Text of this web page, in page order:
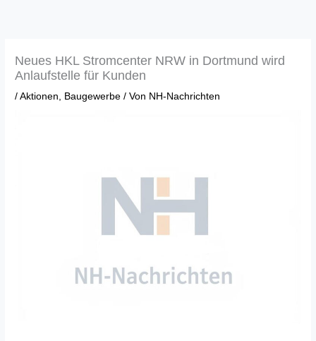
Neues HKL Stromcenter NRW in Dortmund wird
Anlaufstelle für Kunden
/Aktionen, Baugewerbe / Von NH-Nachrichten